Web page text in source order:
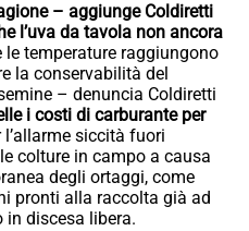
– aggiunge Coldiretti
l’uva da tavola non ancora
le temperature raggiungono
la conservabilità del
– denuncia Coldiretti
i costi di carburante per
siccità fuori
colture in campo a causa
degli ortaggi, come
pronti alla raccolta già ad
in discesa libera.